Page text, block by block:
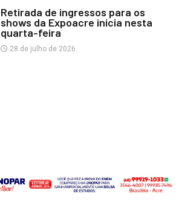
Retirada de ingressos para os
shows da Expoacre inicia nesta
quarta-feira
28 de julho de 2026